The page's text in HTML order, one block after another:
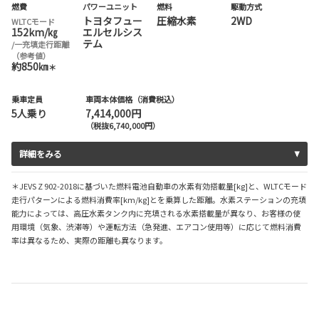
燃費
WLTCモード
152km/㎏
/一充填走行距離
（参考値）
約850㎞＊
パワーユニット
トヨタフュー
エルセルシス
テム
燃料
圧縮水素
駆動方式
2WD
乗車定員
5人乗り
車両本体価格（消費税込）
7,414,000円
（税抜6,740,000円）
詳細をみる
＊JEVS Z 902-2018に基づいた燃料電池自動車の水素有効搭載量[kg]と、WLTCモード
走行パターンによる燃料消費率[km/kg]とを乗算した距離。水素ステーションの充填
能力によっては、高圧水素タンク内に充填される水素搭載量が異なり、お客様の使
用環境（気象、渋滞等）や運転方法（急発進、エアコン使用等）に応じて燃料消費
率は異なるため、実際の距離も異なります。